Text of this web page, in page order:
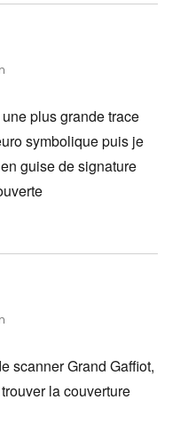
plus grande trace
symbolique puis je
guise de signature
scanner Grand Gaffiot,
la couverture